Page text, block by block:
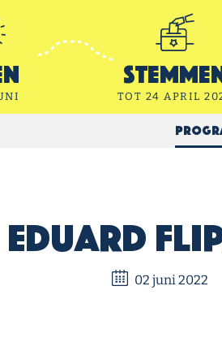
Stemmen
TOT 24 APRIL
Eduard
02 juni 2022